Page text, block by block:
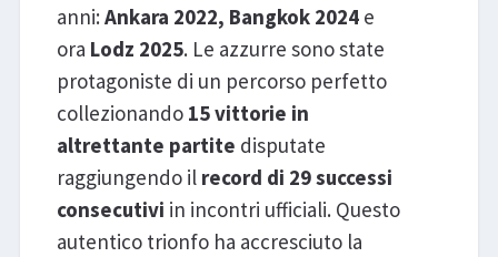
anni:Ankara 2022, Bangkok 2024e
ora Lodz 2025. Le azzurre sono state
protagoniste di un percorso perfetto
collezionando 15 vittorie in
altrettante partite disputate
raggiungendo il record di 29 successi
consecutivi in incontri ufficiali. Questo
autentico trionfo ha accresciuto la